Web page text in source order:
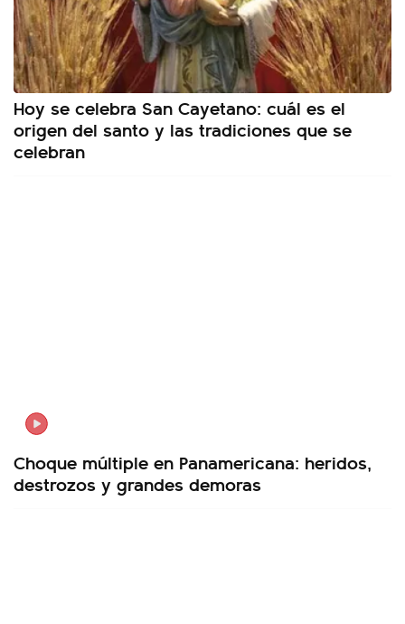
Hoy se celebra San Cayetano: cuál es el
origen del santo y las tradiciones que se
celebran
Choque múltiple en Panamericana: heridos,
destrozos y grandes demoras